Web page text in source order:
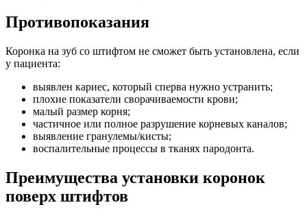
Противопоказания
Коронка на зуб со штифтом не сможет быть установлена, если
у пациента:
выявлен кариес, который сперва нужно устранить;
плохие показатели сворачиваемости крови;
малый размер корня;
частичное или полное разрушение корневых каналов;
выявление гранулемы/кисты;
воспалительные процессы в тканях пародонта.
Преимущества установки коронок
поверх штифтов